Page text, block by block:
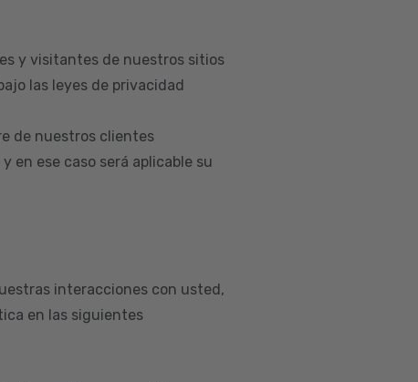
y visitantes de nuestros sitios
las leyes de privacidad
de nuestros clientes
en ese caso será aplicable su
interacciones con usted,
en las siguientes